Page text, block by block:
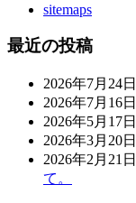
sitemaps
最近の投稿
2026年7月24日
2026年7月16日
2026年5月17日
2026年3月20日
2026年2月21日
て。